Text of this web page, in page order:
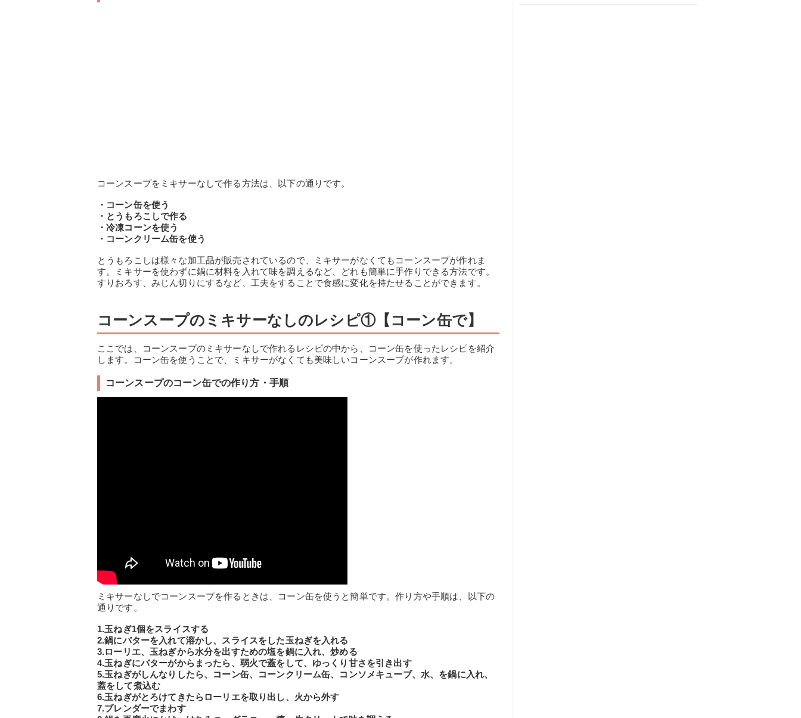
コーンスープをミキサーなしで作る方法は、以下の通りです。
・コーン缶を使う
・とうもろこしで作る
・冷凍コーンを使う
・コーンクリーム缶を使う
とうもろこしは様々な加工品が販売されているので、ミキサーがなくてもコーンスープが作れま
す。ミキサーを使わずに鍋に材料を入れて味を調えるなど、どれも簡単に手作りできる方法です。
すりおろす、みじん切りにするなど、工夫をすることで食感に変化を持たせることができます。
コーンスープのミキサーなしのレシピ①【コーン缶で】
ここでは、コーンスープのミキサーなしで作れるレシピの中から、コーン缶を使ったレシピを紹介
します。コーン缶を使うことで、ミキサーがなくても美味しいコーンスープが作れます。
コーンスープのコーン缶での作り方・手順
ミキサーなしでコーンスープを作るときは、コーン缶を使うと簡単です。作り方や手順は、以下の
通りです。
1.玉ねぎ1個をスライスする
2.鍋にバターを入れて溶かし、スライスをした玉ねぎを入れる
3.ローリエ、玉ねぎから水分を出すための塩を鍋に入れ、炒める
4.玉ねぎにバターがからまったら、弱火で蓋をして、ゆっくり甘さを引き出す
5.玉ねぎがしんなりしたら、コーン缶、コーンクリーム缶、コンソメキューブ、水、を鍋に入れ、
蓋をして煮込む
6.玉ねぎがとろけてきたらローリエを取り出し、火から外す
7.ブレンダーでまわす